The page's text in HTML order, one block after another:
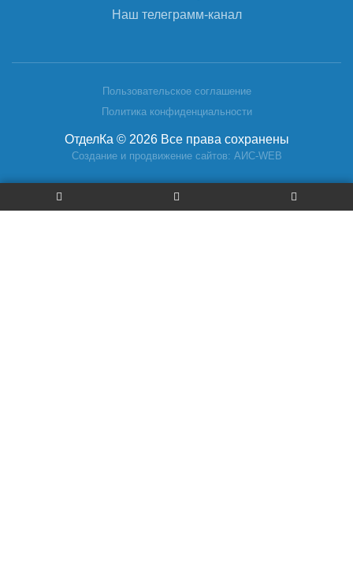
Наш телеграмм-канал
Пользовательское соглашение
Политика конфиденциальности
ОтделКа © 2026 Все права сохранены
Создание и продвижение сайтов: АИС-WEB